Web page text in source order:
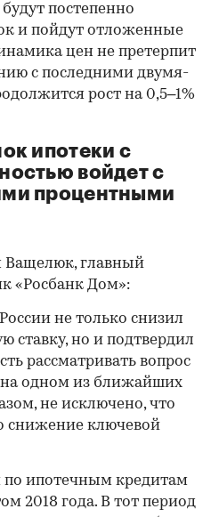
постепенно
и пойдут отложенные
цен не претерпит
с последними двумя-
рост на 0,5–1%
ипотеки с
войдет с
процентными
Ващелюк, главный
«Росбанк Дом»:
не только снизил
ставку, но и подтвердил
рассматривать вопрос
одном из ближайших
не исключено, что
снижение ключевой
ипотечным кредитам
2018 года. В тот период